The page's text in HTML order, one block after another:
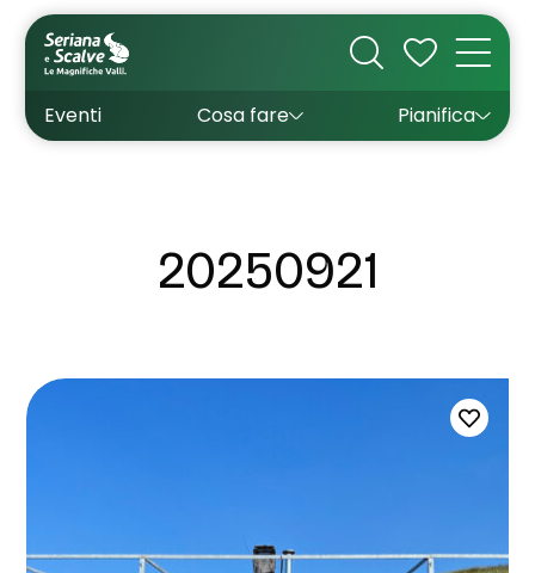
Eventi Cosa fare
Cultura
Outdoor
Pianifica
Dove dormire
Come arrivare
Come muoversi
Wishlist
20250921